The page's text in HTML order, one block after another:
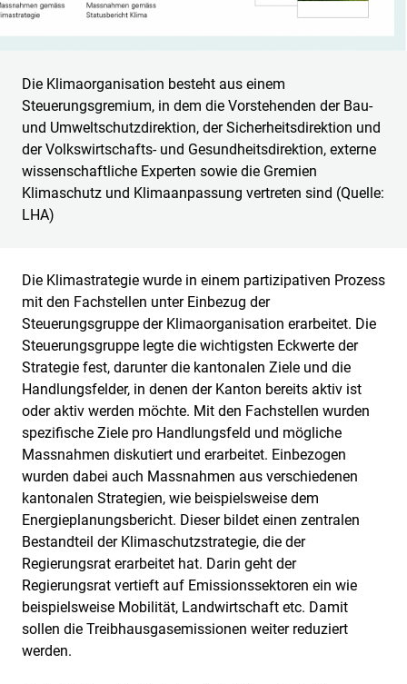
Die Klimaorganisation besteht aus einem
Steuerungsgremium, in dem die Vorstehenden der Bau-
und Umweltschutzdirektion, der Sicherheitsdirektion und
der Volkswirtschafts- und Gesundheitsdirektion, externe
wissenschaftliche Experten sowie die Gremien
Klimaschutz und Klimaanpassung vertreten sind (Quelle:
LHA)
Die Klimastrategie wurde in einem partizipativen Prozess
mit den Fachstellen unter Einbezug der
Steuerungsgruppe der Klimaorganisation erarbeitet. Die
Steuerungsgruppe legte die wichtigsten Eckwerte der
Strategie fest, darunter die kantonalen Ziele und die
Handlungsfelder, in denen der Kanton bereits aktiv ist
oder aktiv werden möchte. Mit den Fachstellen wurden
spezifische Ziele pro Handlungsfeld und mögliche
Massnahmen diskutiert und erarbeitet. Einbezogen
wurden dabei auch Massnahmen aus verschiedenen
kantonalen Strategien, wie beispielsweise dem
Energieplanungsbericht. Dieser bildet einen zentralen
Bestandteil der Klimaschutzstrategie, die der
Regierungsrat erarbeitet hat. Darin geht der
Regierungsrat vertieft auf Emissionssektoren ein wie
beispielsweise Mobilität, Landwirtschaft etc. Damit
sollen die Treibhausgasemissionen weiter reduziert
werden.